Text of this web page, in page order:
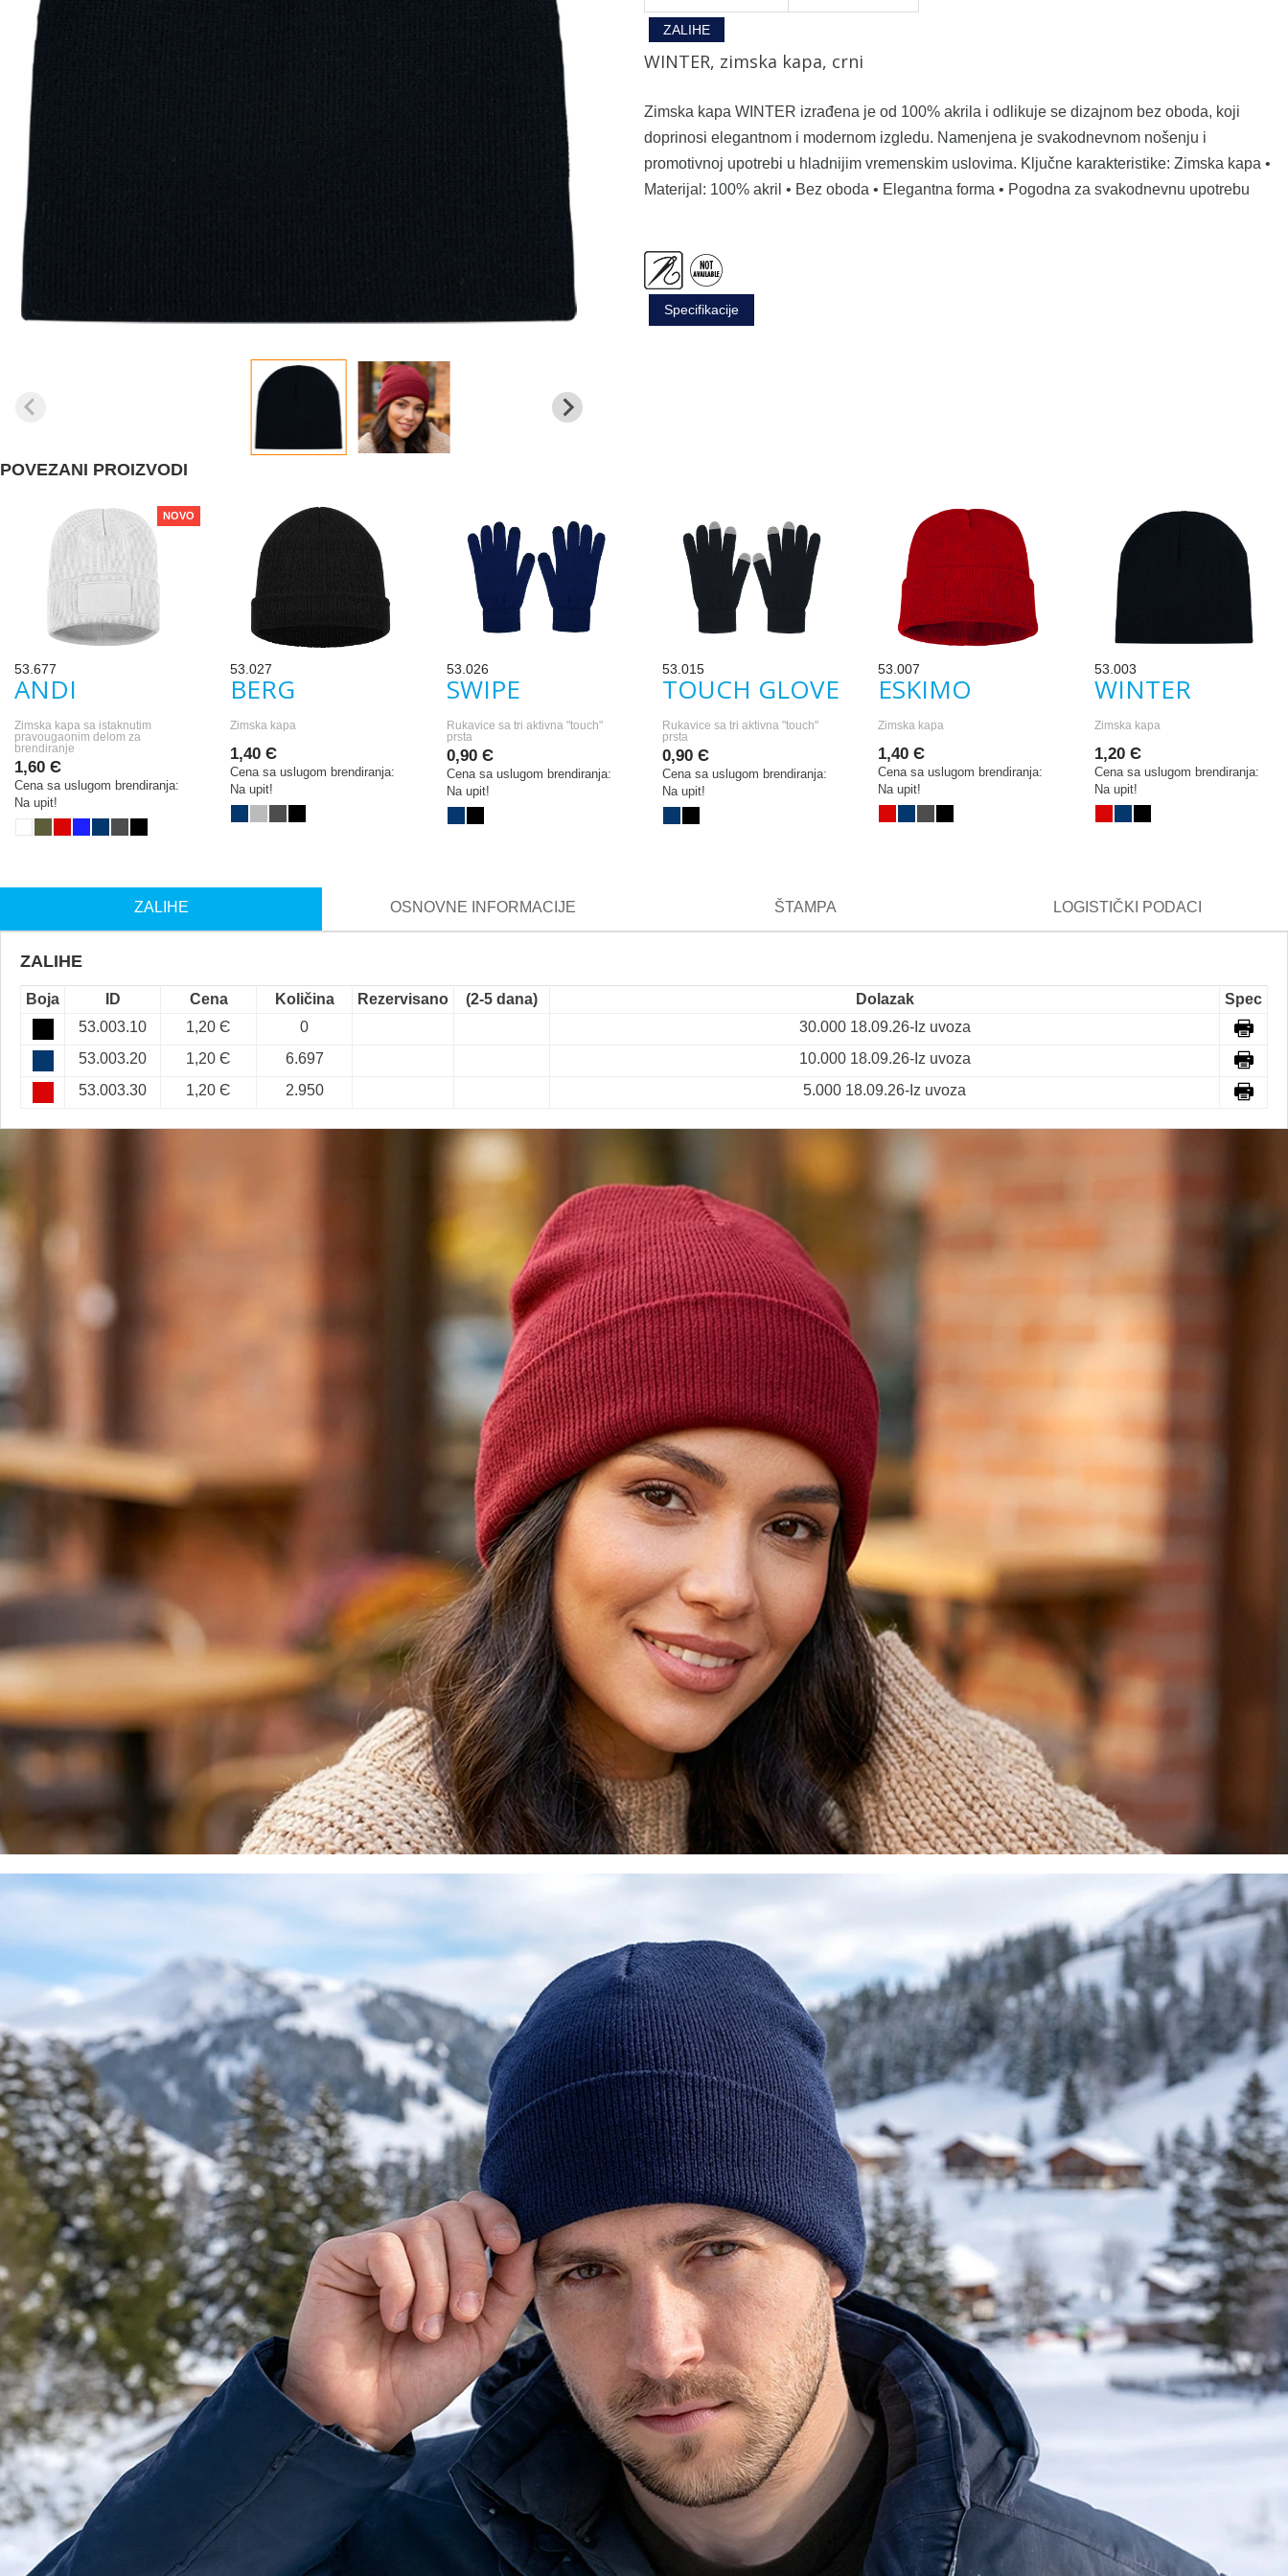
ZALIHE
WINTER, zimska kapa, crni
Zimska kapa WINTER izrađena je od 100% akrila i odlikuje se dizajnom bez oboda, koji
doprinosi elegantnom i modernom izgledu. Namenjena je svakodnevnom nošenju i
promotivnoj upotrebi u hladnijim vremenskim uslovima. Ključne karakteristike: Zimska kapa •
Materijal: 100% akril • Bez oboda • Elegantna forma • Pogodna za svakodnevnu upotrebu
Specifikacije
POVEZANI PROIZVODI
NOVO
53.677
ANDI
Zimska kapa sa istaknutim
pravougaonim delom za
brendiranje
1,60 Є
Cena sa uslugom brendiranja:
Na upit!
53.027
BERG
Zimska kapa
1,40 Є
Cena sa uslugom brendiranja:
Na upit!
53.026
SWIPE
Rukavice sa tri aktivna "touch"
prsta
0,90 Є
Cena sa uslugom brendiranja:
Na upit!
53.015
TOUCH GLOVE
Rukavice sa tri aktivna "touch"
prsta
0,90 Є
Cena sa uslugom brendiranja:
Na upit!
53.007
ESKIMO
Zimska kapa
1,40 Є
Cena sa uslugom brendiranja:
Na upit!
53.003
WINTER
Zimska kapa
1,20 Є
Cena sa uslugom brendiranja:
Na upit!
ZALIHE OSNOVNE INFORMACIJE ŠTAMPA LOGISTIČKI PODACI
ZALIHE
Boja ID Cena Količina Rezervisano (2-5 dana) Dolazak
Spec
53.003.10
1,20 Є 0 30.000 18.09.26-Iz uvoza
53.003.20
1,20 Є 6.697 10.000 18.09.26-Iz uvoza
53.003.30
1,20 Є 2.950 5.000 18.09.26-Iz uvoza